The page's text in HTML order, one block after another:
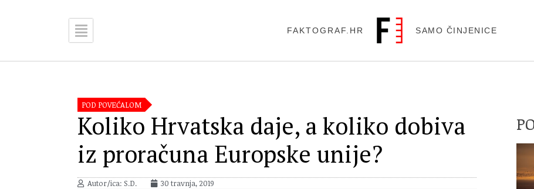
FAKTOGRAF.HR SAMO ČINJENICE
POD POVEĆALOM
Koliko Hrvatska daje, a koliko dobiva
iz proračuna Europske unije?
Autor/ica: S.D. 30 travnja, 2019